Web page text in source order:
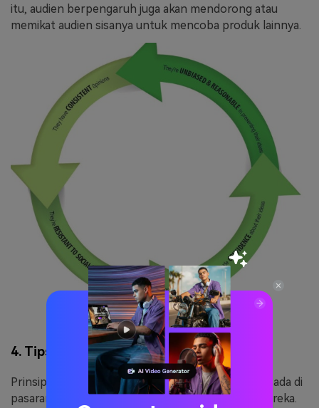
itu, audien berpengaruh juga akan mendorong atau
memikat audien sisanya untuk mencoba produk lainnya.
4. Tips Untuk Prinsip Langka
Prinsip langka bisa membantu merek-merek yang ada di
pasaran untuk meningkatkan jumlah penjualan mereka.